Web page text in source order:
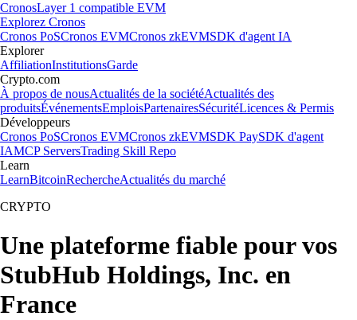
CronosLayer 1 compatible EVM
Explorez Cronos
Cronos PoSCronos EVMCronos zkEVMSDK d'agent IA
Explorer
AffiliationInstitutionsGarde
Crypto.com
À propos de nousActualités de la sociétéActualités des
produitsÉvénementsEmploisPartenairesSécuritéLicences & Permis
Développeurs
Cronos PoSCronos EVMCronos zkEVMSDK PaySDK d'agent
IAMCP ServersTrading Skill Repo
Learn
LearnBitcoinRechercheActualités du marché
CRYPTO
Une plateforme fiable pour vos
StubHub Holdings, Inc. en
France